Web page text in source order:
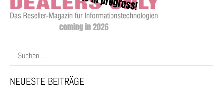
Suchen
nach:
NEUESTE BEITRÄGE